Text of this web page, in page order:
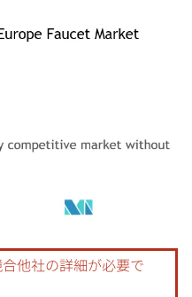
BY 4.0の表示が必要です。